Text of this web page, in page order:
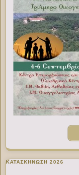
ΚΑΤΑΣΚΗΝΩΣΗ 2026